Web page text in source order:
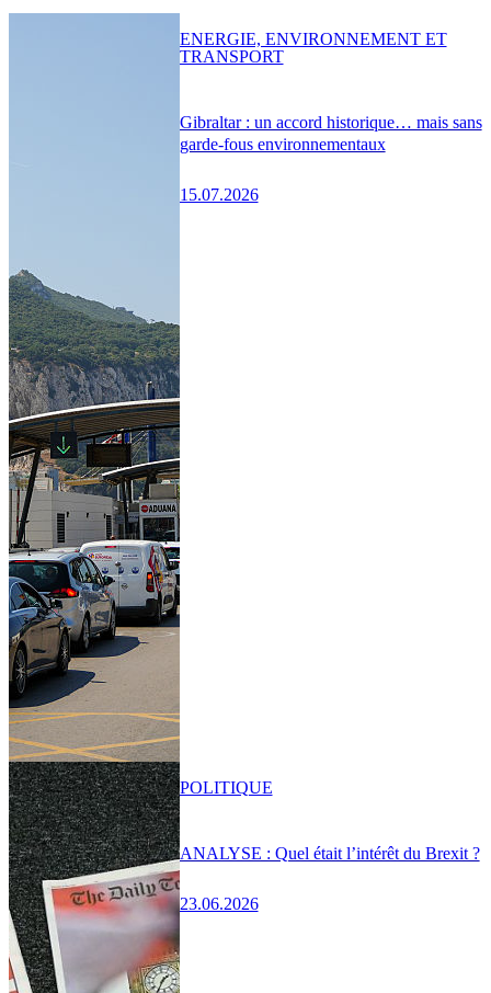
Gibraltar : un accord historique… mais sans
garde-fous environnementaux
15.07.2026
ENERGIE, ENVIRONNEMENT ET
TRANSPORT
ANALYSE : Quel était l’intérêt du Brexit ?
23.06.2026
POLITIQUE